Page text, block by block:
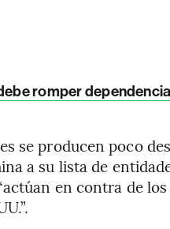
romper
se producen poco
a su lista de
en contra de